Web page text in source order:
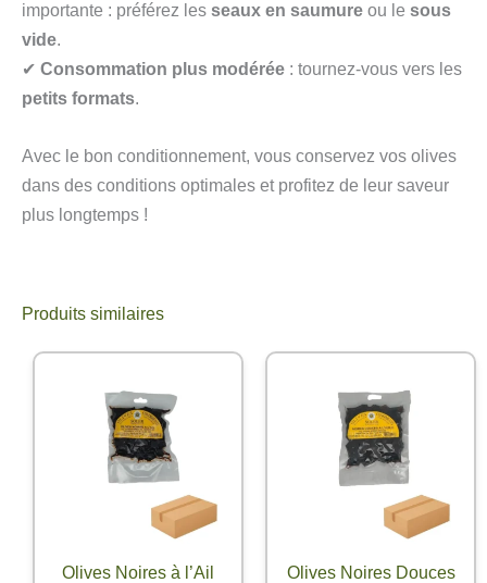
importante : préférez les seaux en saumure ou le sous
vide.
✔ Consommation plus modérée : tournez-vous vers les
petits formats.
Avec le bon conditionnement, vous conservez vos olives
dans des conditions optimales et profitez de leur saveur
plus longtemps !
Produits similaires
Olives Noires à l’Ail
Olives Noires Douces